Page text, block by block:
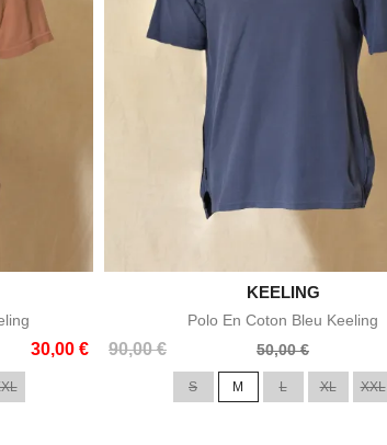
30,00 €
Aperçu rapide
KEELING
Polo En Coton Bleu Keeling
90,00 €
Prix
50,00 €
Prix
S M L XL XXL